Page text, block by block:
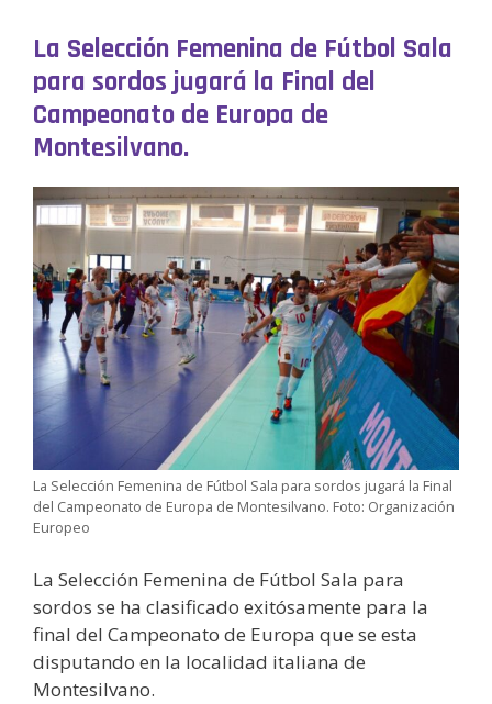
La Selección Femenina de Fútbol Sala
para sordos jugará la Final del
Campeonato de Europa de
Montesilvano.
La Selección Femenina de Fútbol Sala para sordos jugará la Final
del Campeonato de Europa de Montesilvano. Foto: Organización
Europeo
La Selección Femenina de Fútbol Sala para
sordos se ha clasificado exitósamente para la
final del Campeonato de Europa que se esta
disputando en la localidad italiana de
Montesilvano.